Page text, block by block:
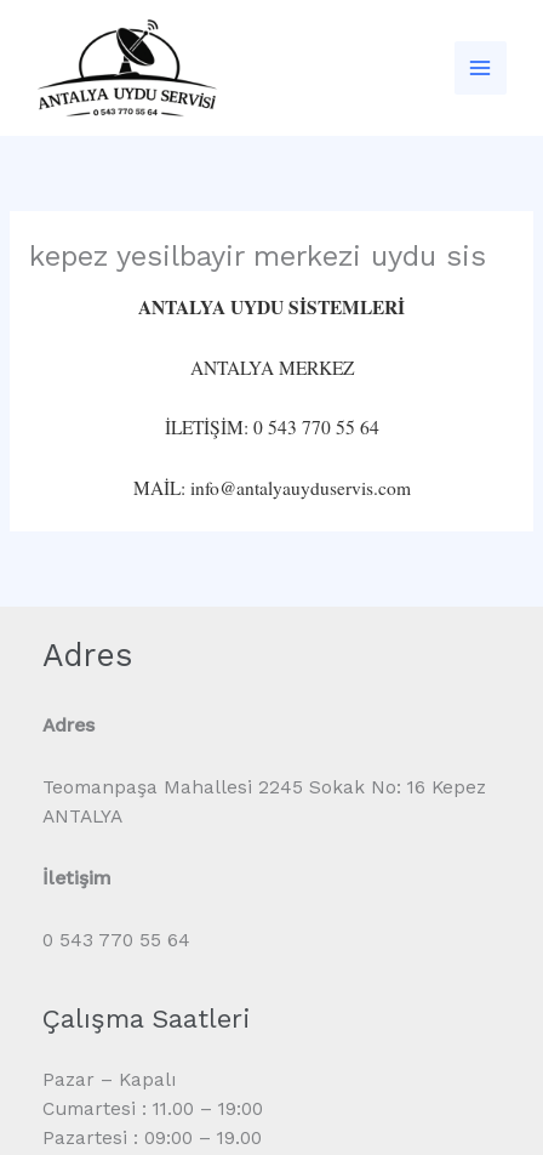
kepez yesilbayir merkezi uydu sis
ANTALYA UYDU SİSTEMLERİ
ANTALYA MERKEZ
İLETİŞİM: 0 543 770 55 64
MAİL: info@antalyauyduservis.com
Adres
Adres
Teomanpaşa Mahallesi 2245 Sokak No: 16 Kepez
ANTALYA
İletişim
0 543 770 55 64
Çalışma Saatleri
Pazar – Kapalı
Cumartesi : 11.00 – 19:00
Pazartesi : 09:00 – 19.00